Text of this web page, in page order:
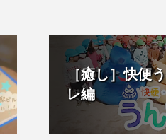
［癒し］快便
レ編